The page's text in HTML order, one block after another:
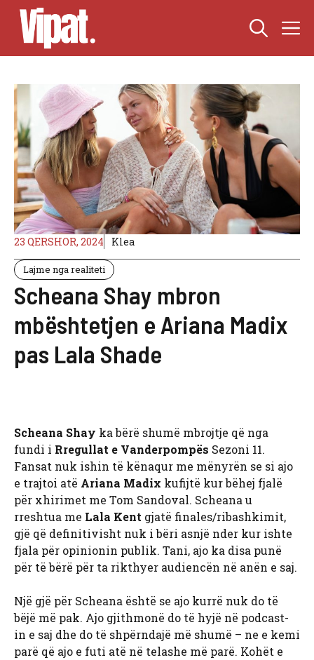
Skip
content
23 QERSHOR, 2024 Klea
Lajme nga realiteti
Scheana Shay mbron
mbështetjen e Ariana Madix
pas Lala Shade
Scheana Shay ka bërë shumë mbrojtje që nga
fundi i Rregullat e Vanderpompës Sezoni 11.
Fansat nuk ishin të kënaqur me mënyrën se si ajo
e trajtoi atë Ariana Madix kufijtë kur bëhej fjalë
për xhirimet me Tom Sandoval. Scheana u
rreshtua me Lala Kent gjatë finales/ribashkimit,
gjë që definitivisht nuk i bëri asnjë nder kur ishte
fjala për opinionin publik. Tani, ajo ka disa punë
për të bërë për ta rikthyer audiencën në anën e saj.
Një gjë për Scheana është se ajo kurrë nuk do të
bëjë më pak. Ajo gjithmonë do të hyjë në podcast-
in e saj dhe do të shpërndajë më shumë – ne e kemi
parë që ajo e futi atë në telashe më parë. Kohët e